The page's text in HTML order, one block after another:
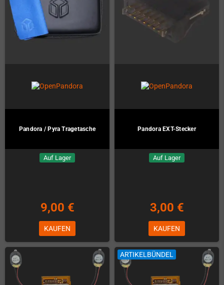
Pandora / Pyra Tragetasche
Auf Lager
9,00 €
KAUFEN
Pandora EXT-Stecker
Auf Lager
3,00 €
KAUFEN
ARTIKELBÜNDEL